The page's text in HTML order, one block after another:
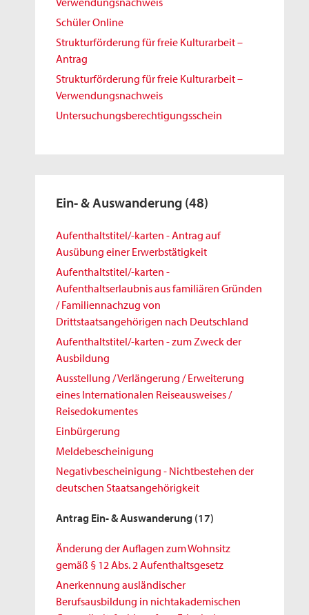
Schüler Online
Strukturförderung für freie Kulturarbeit –
Antrag
Strukturförderung für freie Kulturarbeit –
Verwendungsnachweis
Untersuchungsberechtigungsschein
Ein- & Auswanderung (48)
Aufenthaltstitel/-karten - Antrag auf
Ausübung einer Erwerbstätigkeit
Aufenthaltstitel/-karten -
Aufenthaltserlaubnis aus familiären Gründen
/ Familiennachzug von
Drittstaatsangehörigen nach Deutschland
Aufenthaltstitel/-karten - zum Zweck der
Ausbildung
Ausstellung / Verlängerung / Erweiterung
eines Internationalen Reiseausweises /
Reisedokumentes
Einbürgerung
Meldebescheinigung
Negativbescheinigung - Nichtbestehen der
deutschen Staatsangehörigkeit
Antrag Ein- & Auswanderung (17)
Änderung der Auflagen zum Wohnsitz
gemäß § 12 Abs. 2 Aufenthaltsgesetz
Anerkennung ausländischer
Berufsausbildung in nichtakademischen